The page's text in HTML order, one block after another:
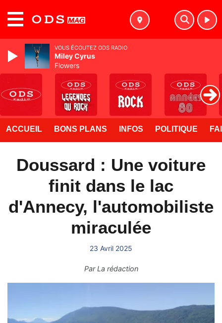
ACCUEIL BONS PLANS INFOS POLITIQUE
Doussard : Une voiture
finit dans le lac
d'Annecy, l'automobiliste
miraculée
23 Avril 2025
ParLa rédaction
VOUS ÉCOUTEZ ODS RADIO
Miley Cyrus
Flowers